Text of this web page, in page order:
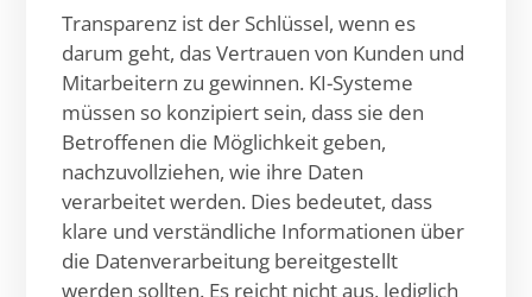
Transparenz ist der Schlüssel, wenn es
darum geht, das Vertrauen von Kunden und
Mitarbeitern zu gewinnen. KI-Systeme
müssen so konzipiert sein, dass sie den
Betroffenen die Möglichkeit geben,
nachzuvollziehen, wie ihre Daten
verarbeitet werden. Dies bedeutet, dass
klare und verständliche Informationen über
die Datenverarbeitung bereitgestellt
werden sollten. Es reicht nicht aus, lediglich